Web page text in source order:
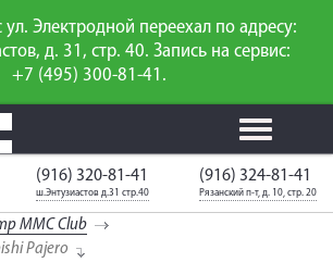
ул. Электродной переехал по адресу:
д. 31, стр. 40. Запись на сервис:
+7 (495) 300-81-41.
Каталог
запчастей
Калькулятор
слесарного
ремонта
(916) 320-81-41
ш.Энтузиастов д.31 стр.40
(916) 324-81-41
Рязанский п-т, д. 10, стр. 20
MMC Club
Pajero